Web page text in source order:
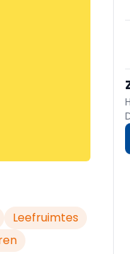
Leefruimtes